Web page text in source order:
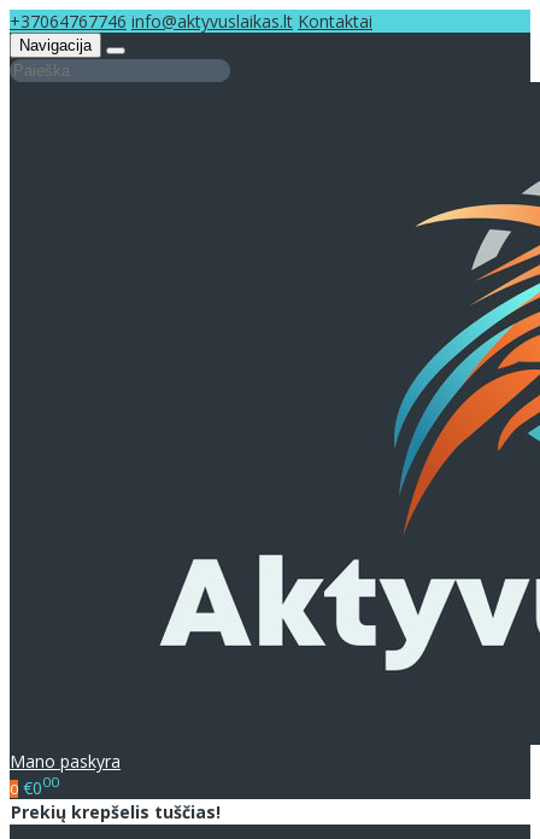
+37064767746 info@aktyvuslaikas.lt Kontaktai
Navigacija
Mano paskyra
0 €000
Prekių krepšelis tuščias!